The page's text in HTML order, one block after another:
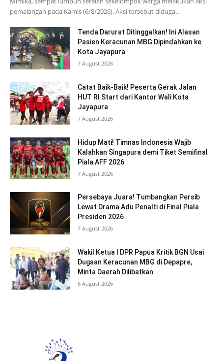
pemalangan pada Kamis (6/8/2026). Aksi tersebut diduga...
Tenda Darurat Ditinggalkan! Ini Alasan
Pasien Keracunan MBG Dipindahkan ke
Kota Jayapura
7 August 2026
Catat Baik-Baik! Peserta Gerak Jalan
HUT RI Start dari Kantor Wali Kota
Jayapura
7 August 2026
Hidup Mati! Timnas Indonesia Wajib
Kalahkan Singapura demi Tiket Semifinal
Piala AFF 2026
7 August 2026
Persebaya Juara! Tumbangkan Persib
Lewat Drama Adu Penalti di Final Piala
Presiden 2026
7 August 2026
Wakil Ketua I DPR Papua Kritik BGN Usai
Dugaan Keracunan MBG di Depapre,
Minta Daerah Dilibatkan
6 August 2026